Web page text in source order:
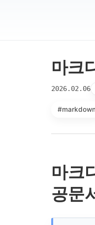
마크
2026.02.06
마크
공문